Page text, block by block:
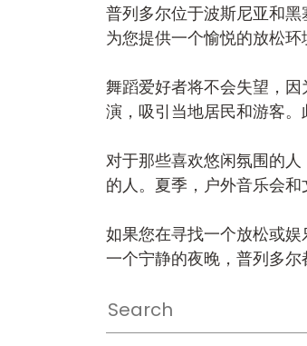
普列多尔位于波斯尼亚和
为您提供一个愉悦的放松
舞蹈爱好者将不会失望，
演，吸引当地居民和游客
对于那些喜欢悠闲氛围的
的人。夏季，户外音乐会和
如果您在寻找一个放松或
一个宁静的夜晚，普列多